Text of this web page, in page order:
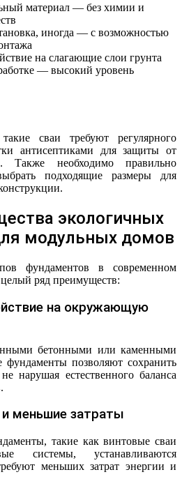
материал — без химии и
иногда — с возможностью
на слагающие слои грунта
— высокий уровень
сваи требуют регулярного
антисептиками для защиты от
Также необходимо правильно
подходящие размеры для
экологичных
модульных домов
фундаментов в современном
целый ряд преимуществ:
на окружающую
бетонными или каменными
фундаменты позволяют сохранить
нарушая естественного баланса
меньшие затраты
такие как винтовые сваи
системы, устанавливаются
меньших затрат энергии и